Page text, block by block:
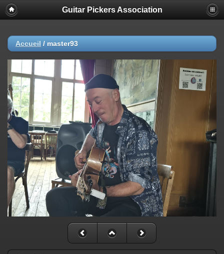
Guitar Pickers Association
Accueil / master93